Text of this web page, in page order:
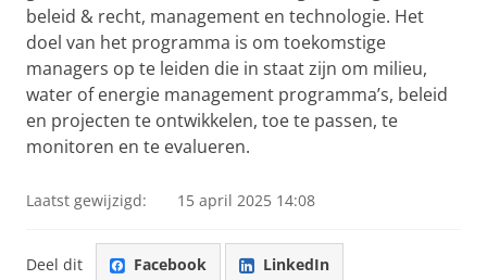
beleid & recht, management en technologie. Het
doel van het programma is om toekomstige
managers op te leiden die in staat zijn om milieu,
water of energie management programma’s, beleid
en projecten te ontwikkelen, toe te passen, te
monitoren en te evalueren.
Laatst gewijzigd: 15 april 2025 14:08
Deel dit Facebook LinkedIn